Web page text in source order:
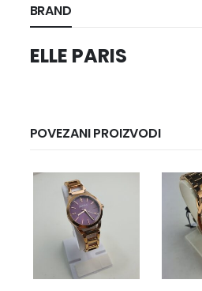
BRAND
ELLE PARIS
POVEZANI PROIZVODI